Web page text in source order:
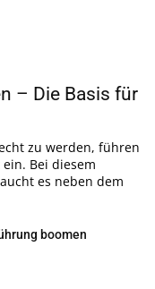
– Die Basis für
zu werden, führen
Bei diesem
es neben dem
boomen